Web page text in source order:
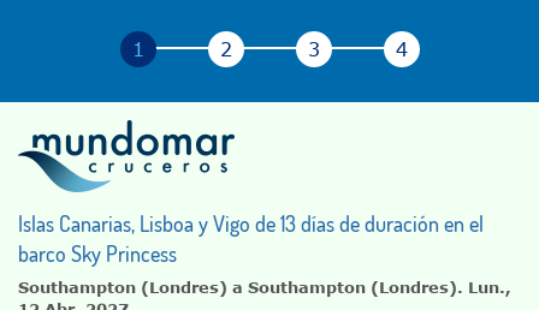
Islas Canarias, Lisboa y Vigo de 13 días de duración en el
barco Sky Princess
Southampton (Londres) a Southampton (Londres). Lun.,